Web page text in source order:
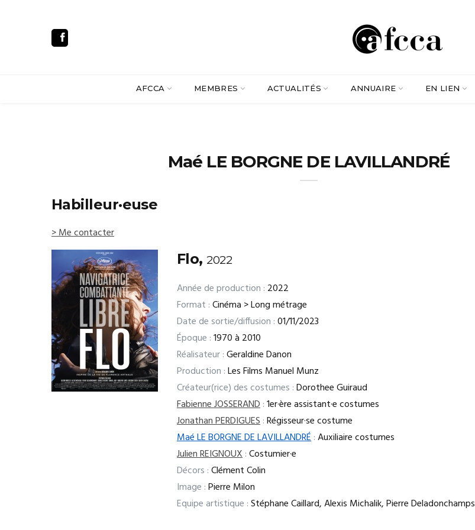
AFCCA MEMBRES ACTUALITÉS ANNUAIRE EN LIEN
Maé LE BORGNE DE LAVILLANDRÉ
Habilleur·euse
> Me contacter
Flo,2022
Année de production : 2022
Format :Cinéma > Long métrage
Date de sortie/diffusion :01/11/2023
Époque :1970 à 2010
Réalisateur :Geraldine Danon
Production :Les Films Manuel Munz
Créateur(rice) des costumes :Dorothee Guiraud
Fabienne JOSSERAND:1er·ère assistant·e costumes
Jonathan PERDIGUES:Régisseur·se costume
Maé LE BORGNE DE LAVILLANDRÉ:Auxiliaire costumes
Julien REIGNOUX:Costumier·e
Décors :Clément Colin
Image :Pierre Milon
Equipe artistique :Stéphane Caillard, Alexis Michalik, Pierre Deladonchamps